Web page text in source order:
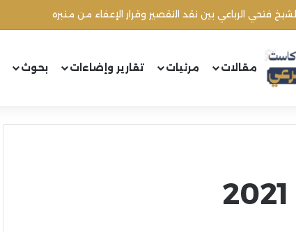
فتحي الرباعي بين نقد التقصير وقرار الإعفاء من منبره
مقالات مرئيات تقارير وإضاءات بحوث